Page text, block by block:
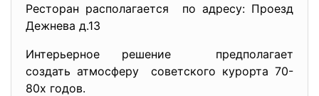
Ресторан располагается по адресу: Проезд
Дежнева д.13
Интерьерное решение предполагает
создать атмосферу советского курорта 70-
80х годов.